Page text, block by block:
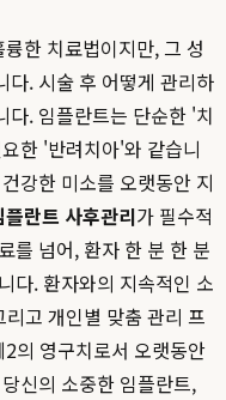
한 치료법이지만, 그 성
다. 시술 후 어떻게 관리하
다. 임플란트는 단순한 '치
한 '반려치아'와 같습니
강한 미소를 오랫동안 지
플란트 사후관리가 필수적
를 넘어, 환자 한 분 한 분
다. 환자와의 지속적인 소
고 개인별 맞춤 관리 프
의 영구치로서 오랫동안
신의 소중한 임플란트,